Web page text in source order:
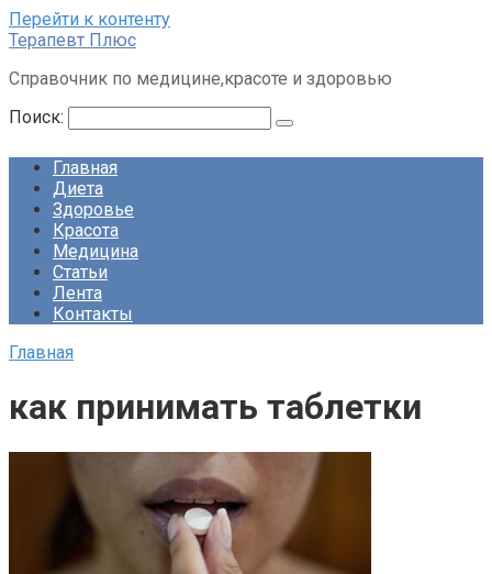
Перейти к контенту
Терапевт Плюс
Справочник по медицине,красоте и здоровью
Поиск:
Главная
Диета
Здоровье
Красота
Медицина
Статьи
Лента
Контакты
Главная
как принимать таблетки